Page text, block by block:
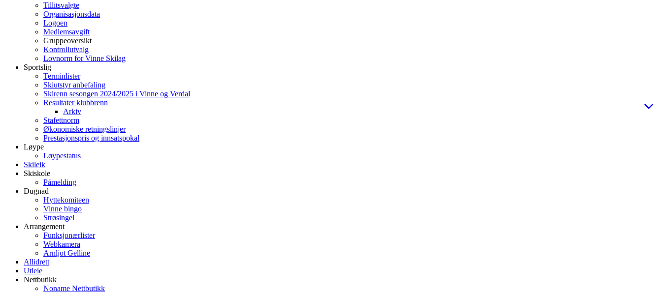
Tillitsvalgte
Organisasjonsdata
Logoen
Medlemsavgift
Gruppeoversikt
Kontrollutvalg
Lovnorm for Vinne Skilag
Sportslig
Terminlister
Skiutstyr anbefaling
Skirenn sesongen 2024/2025 i Vinne og Verdal
Resultater klubbrenn
Arkiv
Stafettnorm
Økonomiske retningslinjer
Prestasjonspris og innsatspokal
Løype
Løypestatus
Skileik
Skiskole
Påmelding
Dugnad
Hyttekomiteen
Vinne bingo
Strøsingel
Arrangement
Funksjonærlister
Webkamera
Arnljot Gelline
Allidrett
Utleie
Nettbutikk
Noname Nettbutikk